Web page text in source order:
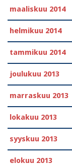
maaliskuu 2014
helmikuu 2014
tammikuu 2014
joulukuu 2013
marraskuu 2013
lokakuu 2013
syyskuu 2013
elokuu 2013